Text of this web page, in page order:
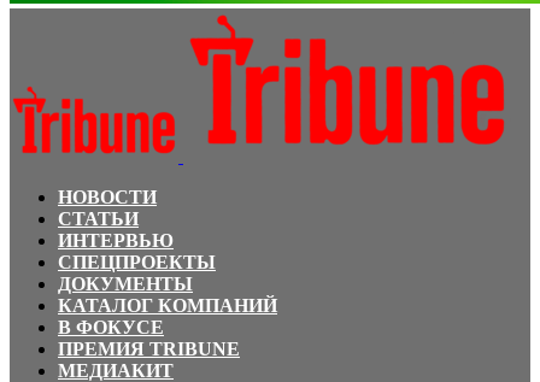
НОВОСТИ
СТАТЬИ
ИНТЕРВЬЮ
СПЕЦПРОЕКТЫ
ДОКУМЕНТЫ
КАТАЛОГ КОМПАНИЙ
В ФОКУСЕ
ПРЕМИЯ TRIBUNE
МЕДИАКИТ